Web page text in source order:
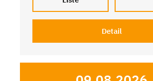
Detail